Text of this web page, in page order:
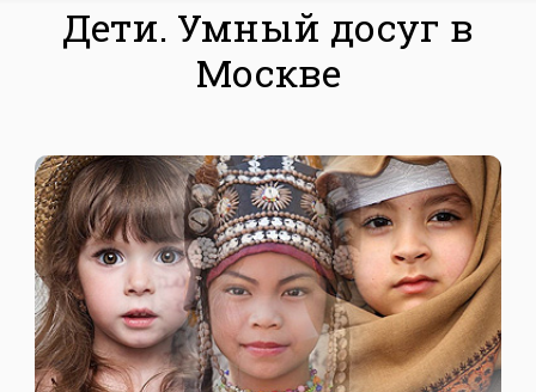
Дети. Умный досуг в
Москве